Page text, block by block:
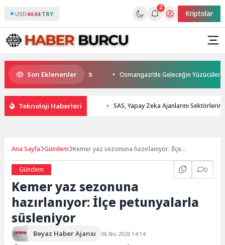
USD44.64 TRY
2
Kriptolar
Son Eklenenler
Son Yolculuğuna Uğurlandı Osmangazi’de Geleceğin Yüzücüleri
Teknoloji Haberleri SAS, Yapay Zeka Ajanlarını
Ana Sayfa Gündem Kemer yaz sezonuna hazırlanıyor: İlçe
Gündem
0
Kemer yaz sezonuna
hazırlanıyor: İlçe petunyalarla
süsleniyor
Beyaz Haber Ajansı
06 Nis 2026 14:14